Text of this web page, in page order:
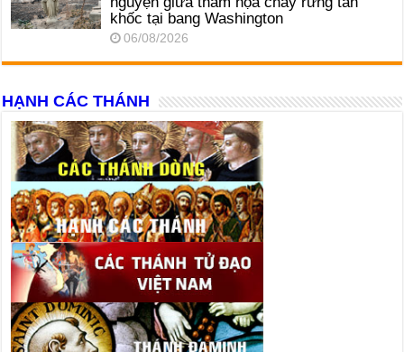
khốc tại bang Washington
06/08/2026
HẠNH CÁC THÁNH